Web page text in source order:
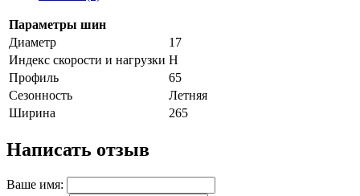
Параметры шин
Диаметр
17
Индекс скорости и нагрузки H
Профиль
65
Сезонность
Летняя
Ширина
265
Написать отзыв
Ваше имя: